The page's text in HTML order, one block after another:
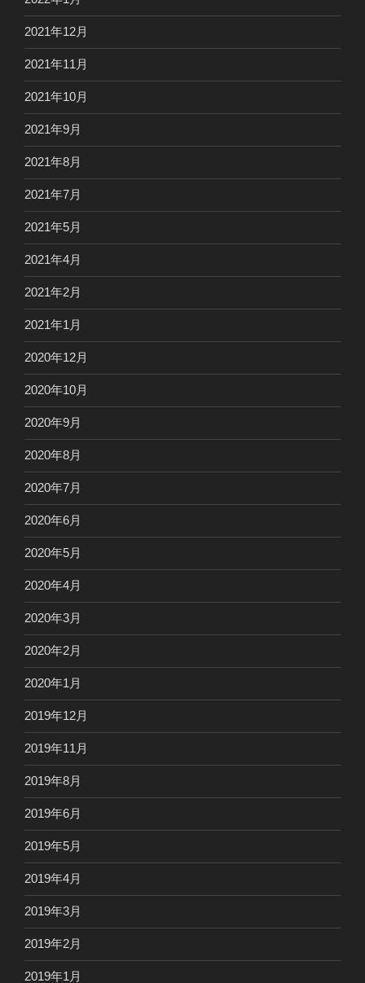
2021年12月
2021年11月
2021年10月
2021年9月
2021年8月
2021年7月
2021年5月
2021年4月
2021年2月
2021年1月
2020年12月
2020年10月
2020年9月
2020年8月
2020年7月
2020年6月
2020年5月
2020年4月
2020年3月
2020年2月
2020年1月
2019年12月
2019年11月
2019年8月
2019年6月
2019年5月
2019年4月
2019年3月
2019年2月
2019年1月